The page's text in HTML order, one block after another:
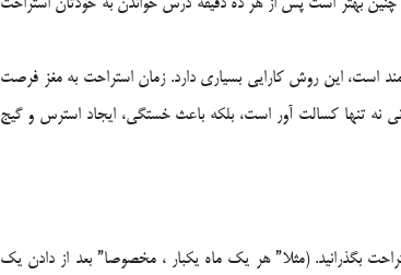
است، اين روش كارايي بسياري دارد. زمان استراحت به مغز فرصت
نه تنها كسالت آور است، بلكه باعث خستگي، ايجاد استرس و گيج
بگذرانيد. (مثلا” هر يك ماه يكبار ، مخصوصا” بعد از دادن يك